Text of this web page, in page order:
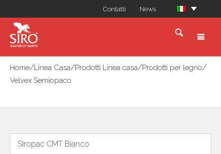
Contatti News
Home/Linea Casa/Prodotti Linea casa/Prodotti per legno/
Velvex Semiopaco
Siropac CMT Bianco